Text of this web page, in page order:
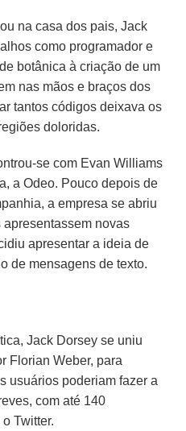
na casa dos pais, Jack
como programador e
botânica à criação de um
nas mãos e braços dos
tantos códigos deixava os
doloridas.
se com Evan Williams
a Odeo. Pouco depois de
a empresa se abriu
novas
apresentar a ideia de
de mensagens de texto.
Jack Dorsey se uniu
Florian Weber, para
usuários poderiam fazer a
com até 140
Twitter.